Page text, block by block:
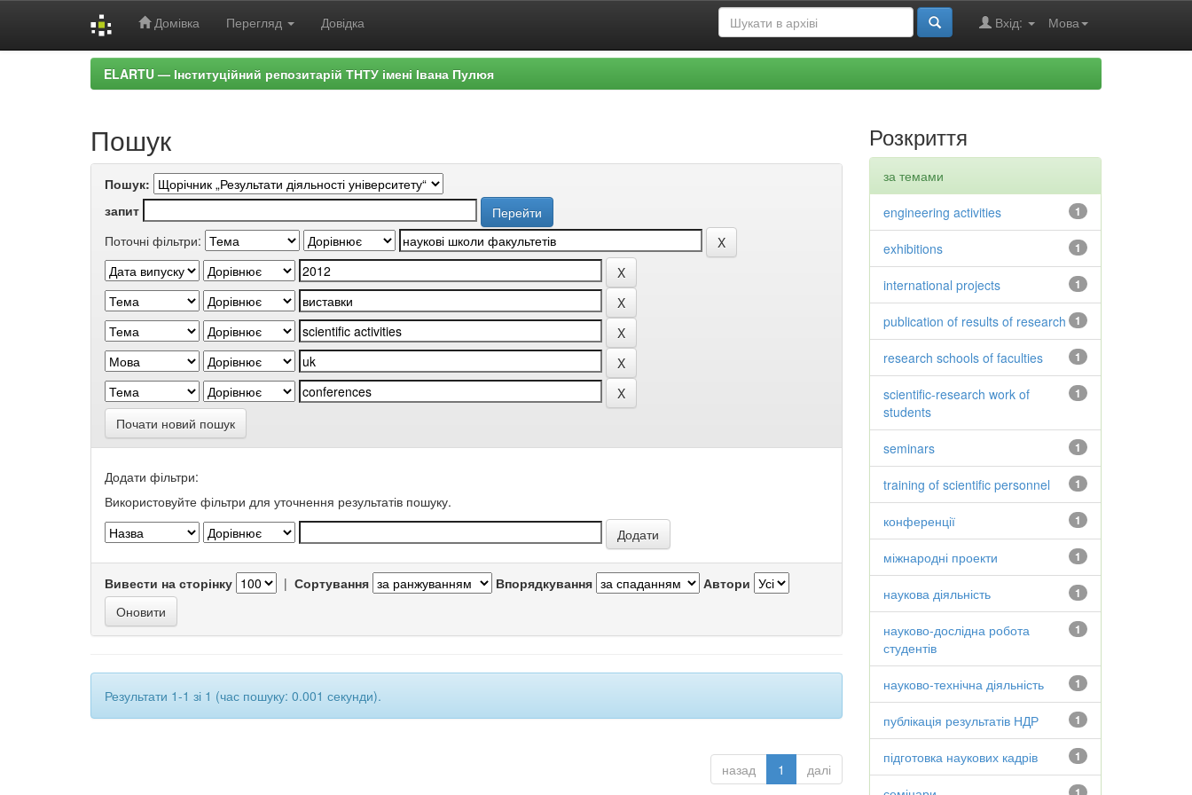
Домівка Перегляд Довідка Мова
Вхід:
ELARTU — Інституційний репозитарій ТНТУ імені Івана Пулюя
Пошук
Пошук:
запит
Поточні фільтри:
Почати новий пошук
Додати фільтри:
Використовуйте фільтри для уточнення результатів пошуку.
Вивести на сторінку | Сортування Впорядкування Автори
Результати 1-1 зі 1 (час пошуку: 0.001 секунди).
назад 1 далі
Розкриття
за темами
1
engineering activities
1
exhibitions
1
international projects
1
publication of results of research
1
research schools of faculties
1
scientific-research work of
students
1
seminars
1
training of scientific personnel
1
конференції
1
міжнародні проекти
1
наукова діяльність
1
науково-дослідна робота
студентів
1
науково-технічна діяльність
1
публікація результатів НДР
1
підготовка наукових кадрів